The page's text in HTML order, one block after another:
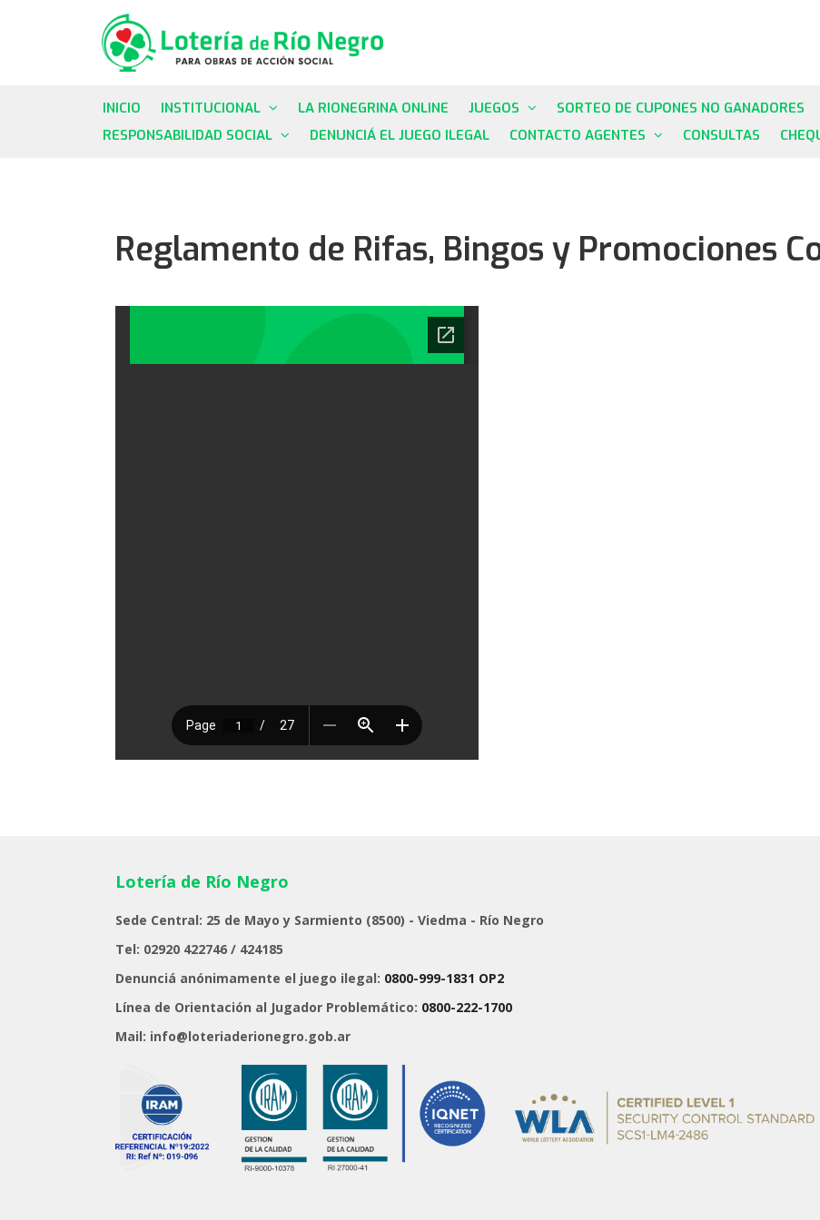
INICIO INSTITUCIONAL LA RIONEGRINA ONLINE JUEGOS SORTEO DE CUPONES NO GANADORES
RESPONSABILIDAD SOCIAL
DENUNCIÁ EL JUEGO ILEGAL CONTACTO AGENTES CONSULTAS
Reglamento de Rifas, Bingos y Promociones
Lotería de Río Negro
Sede Central: 25 de Mayo y Sarmiento (8500) - Viedma - Río Negro
Tel: 02920 422746 / 424185
Denunciá anónimamente el juego ilegal: 0800-999-1831 OP2
Línea de Orientación al Jugador Problemático: 0800-222-1700
Mail: info@loteriaderionegro.gob.ar